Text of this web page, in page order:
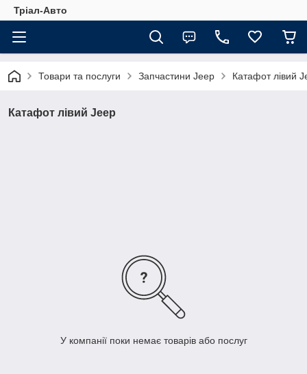
Тріал-Авто
Товари та послуги Запчастини Jeep Катафот лівий
Катафот лівий Jeep
У компанії поки немає товарів або послуг